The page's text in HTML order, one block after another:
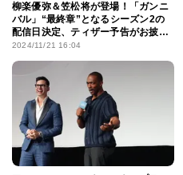
柳楽優弥＆笠松将が登場！「ガンニ
バル」“最終章”となるシーズン2の
配信日決定、ティザー予告がお披露
目に
2024/11/21 16:04